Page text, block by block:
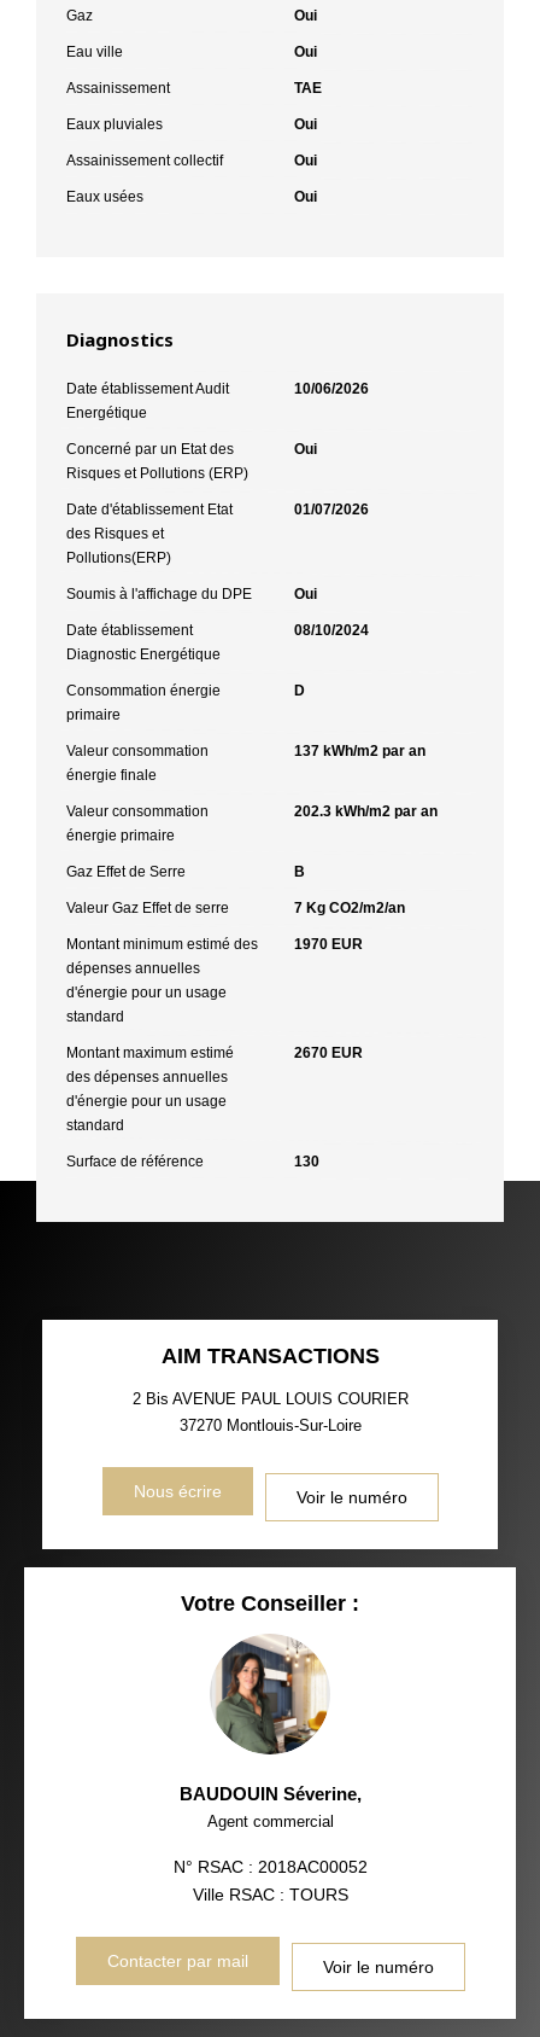
Gaz Oui
Eau ville Oui
Assainissement TAE
Eaux pluviales Oui
Assainissement collectif Oui
Eaux usées Oui
Diagnostics
Date établissement Audit
Energétique
10/06/2026
Concerné par un Etat des
Risques et Pollutions (ERP)
Oui
Date d'établissement Etat
des Risques et
Pollutions(ERP)
01/07/2026
Soumis à l'affichage du DPE Oui
Date établissement
Diagnostic Energétique
08/10/2024
Consommation énergie
primaire
D
Valeur consommation
énergie finale
137 kWh/m2 par an
Valeur consommation
énergie primaire
202.3 kWh/m2 par an
Gaz Effet de Serre B
Valeur Gaz Effet de serre 7 Kg CO2/m2/an
Montant minimum estimé des
dépenses annuelles
d'énergie pour un usage
standard
1970 EUR
Montant maximum estimé
des dépenses annuelles
d'énergie pour un usage
standard
2670 EUR
Surface de référence 130
AIM TRANSACTIONS
2 Bis AVENUE PAUL LOUIS COURIER
37270 Montlouis-Sur-Loire
Nous écrire Voir le numéro
Votre Conseiller :
BAUDOUIN Séverine,
Agent commercial
N° RSAC : 2018AC00052
Ville RSAC : TOURS
Contacter par mail Voir le numéro